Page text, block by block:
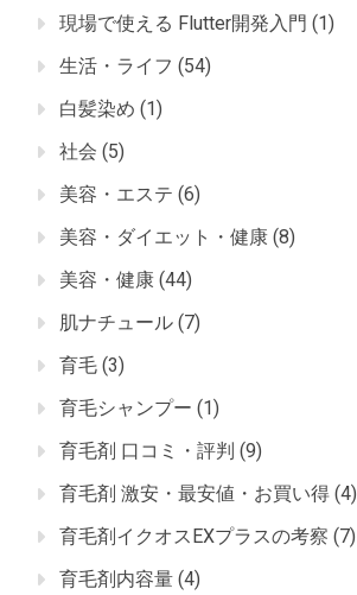
現場で使える Flutter開発入門 (1)
生活・ライフ (54)
白髪染め (1)
社会 (5)
美容・エステ (6)
美容・ダイエット・健康 (8)
美容・健康 (44)
肌ナチュール (7)
育毛 (3)
育毛シャンプー (1)
育毛剤 口コミ・評判 (9)
育毛剤 激安・最安値・お買い得 (4)
育毛剤イクオスEXプラスの考察 (7)
育毛剤内容量 (4)